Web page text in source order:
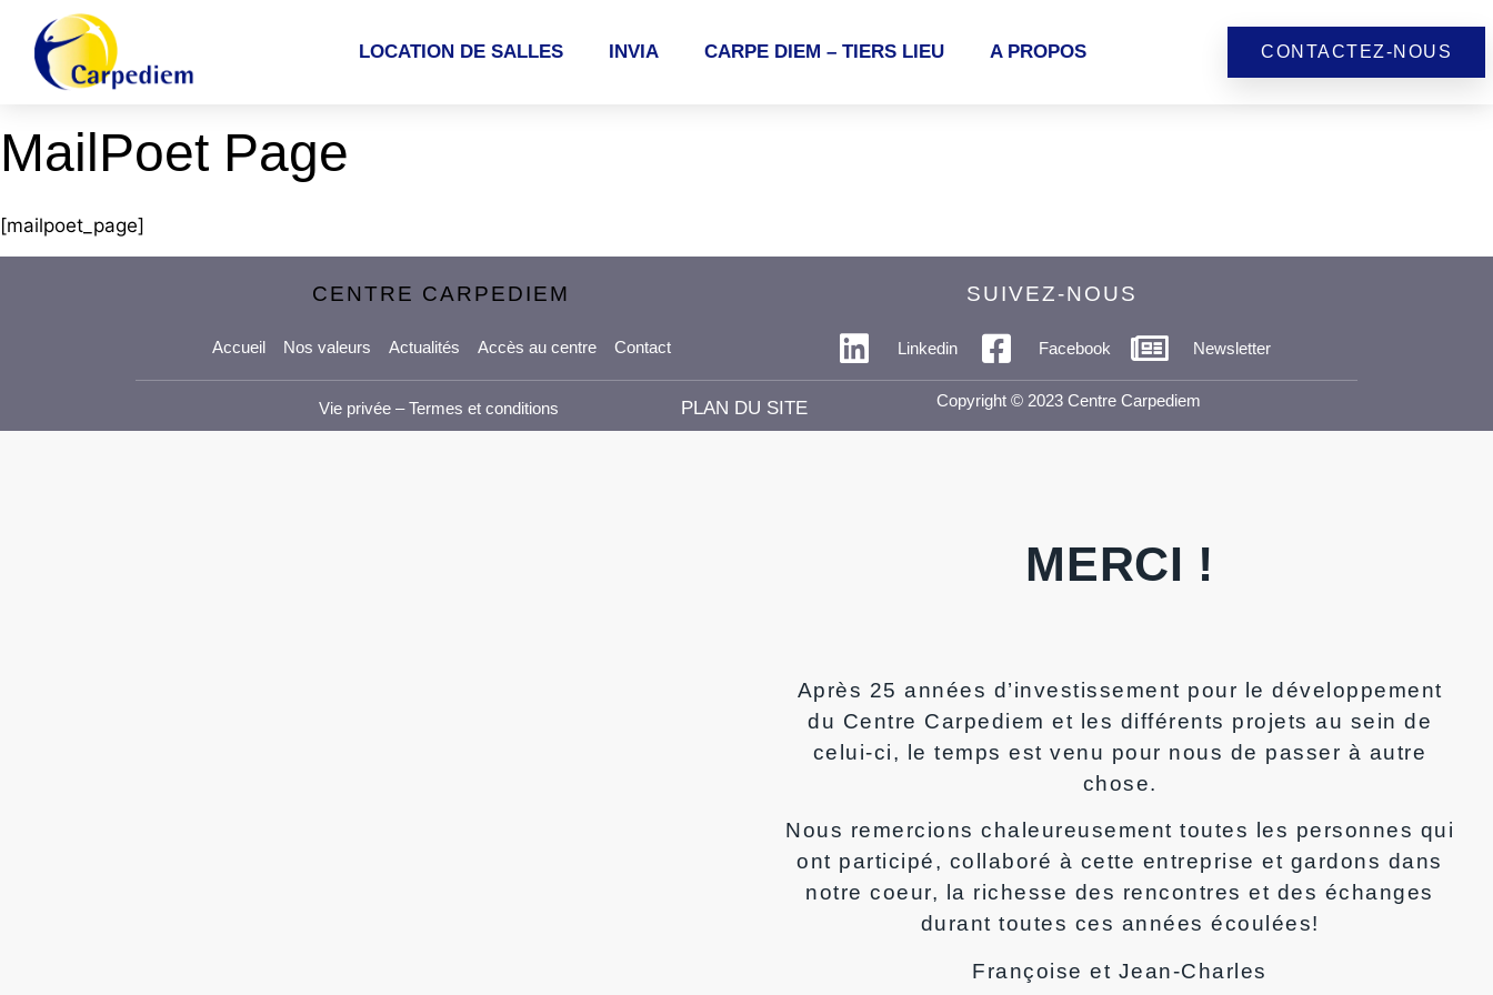
LOCATION DE SALLES INVIA CARPE DIEM – TIERS LIEU A PROPOS CONTACTEZ-NOUS
MailPoet Page
[mailpoet_page]
CENTRE CARPEDIEM
Accueil Nos valeurs Actualités Accès au centre Contact
SUIVEZ-NOUS
Linkedin Facebook Newsletter
Vie privée –Termes et conditions PLAN DU SITE Copyright © 2023 Centre Carpediem
MERCI !
Après 25 années d’investissement pour le développement
du Centre Carpediem et les différents projets au sein de
celui-ci, le temps est venu pour nous de passer à autre
chose.
Nous remercions chaleureusement toutes les personnes qui
ont participé, collaboré à cette entreprise et gardons dans
notre coeur, la richesse des rencontres et des échanges
durant toutes ces années écoulées!
Françoise et Jean-Charles